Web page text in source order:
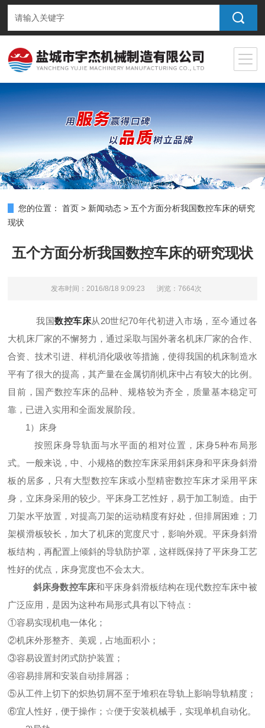
您的位置： 首页 > 新闻动态 >五个方面分析我国数控车床的研究
现状
五个方面分析我国数控车床的研究现状
发布时间：2016/8/18 9:09:23 浏览：7664次
我国数控车床从20世纪70年代初进入市场，至今通过各
大机床厂家的不懈努力，通过采取与国外著名机床厂家的合作、
合资、技术引进、样机消化吸收等措施，使得我国的机床制造水
平有了很大的提高，其产量在金属切削机床中占有较大的比例。
目前，国产数控车床的品种、规格较为齐全，质量基本稳定可
靠，已进入实用和全面发展阶段。
1）床身
按照床身导轨面与水平面的相对位置，床身5种布局形
式。一般来说，中、小规格的数控车床采用斜床身和平床身斜滑
板的居多，只有大型数控车床或小型精密数控车床才采用平床
身，立床身采用的较少。平床身工艺性好，易于加工制造。由于
刀架水平放置，对提高刀架的运动精度有好处，但排屑困难；刀
架横滑板较长，加大了机床的宽度尺寸，影响外观。平床身斜滑
板结构，再配置上倾斜的导轨防护罩，这样既保持了平床身工艺
性好的优点，床身宽度也不会太大。
斜床身数控车床和平床身斜滑板结构在现代数控车床中被
广泛应用，是因为这种布局形式具有以下特点：
①容易实现机电一体化；
②机床外形整齐、美观，占地面积小；
③容易设置封闭式防护装置；
④容易排屑和安装自动排屑器；
⑤从工件上切下的炽热切屑不至于堆积在导轨上影响导轨精度；
⑥宜人性好，便于操作；☆便于安装机械手，实现单机自动化。